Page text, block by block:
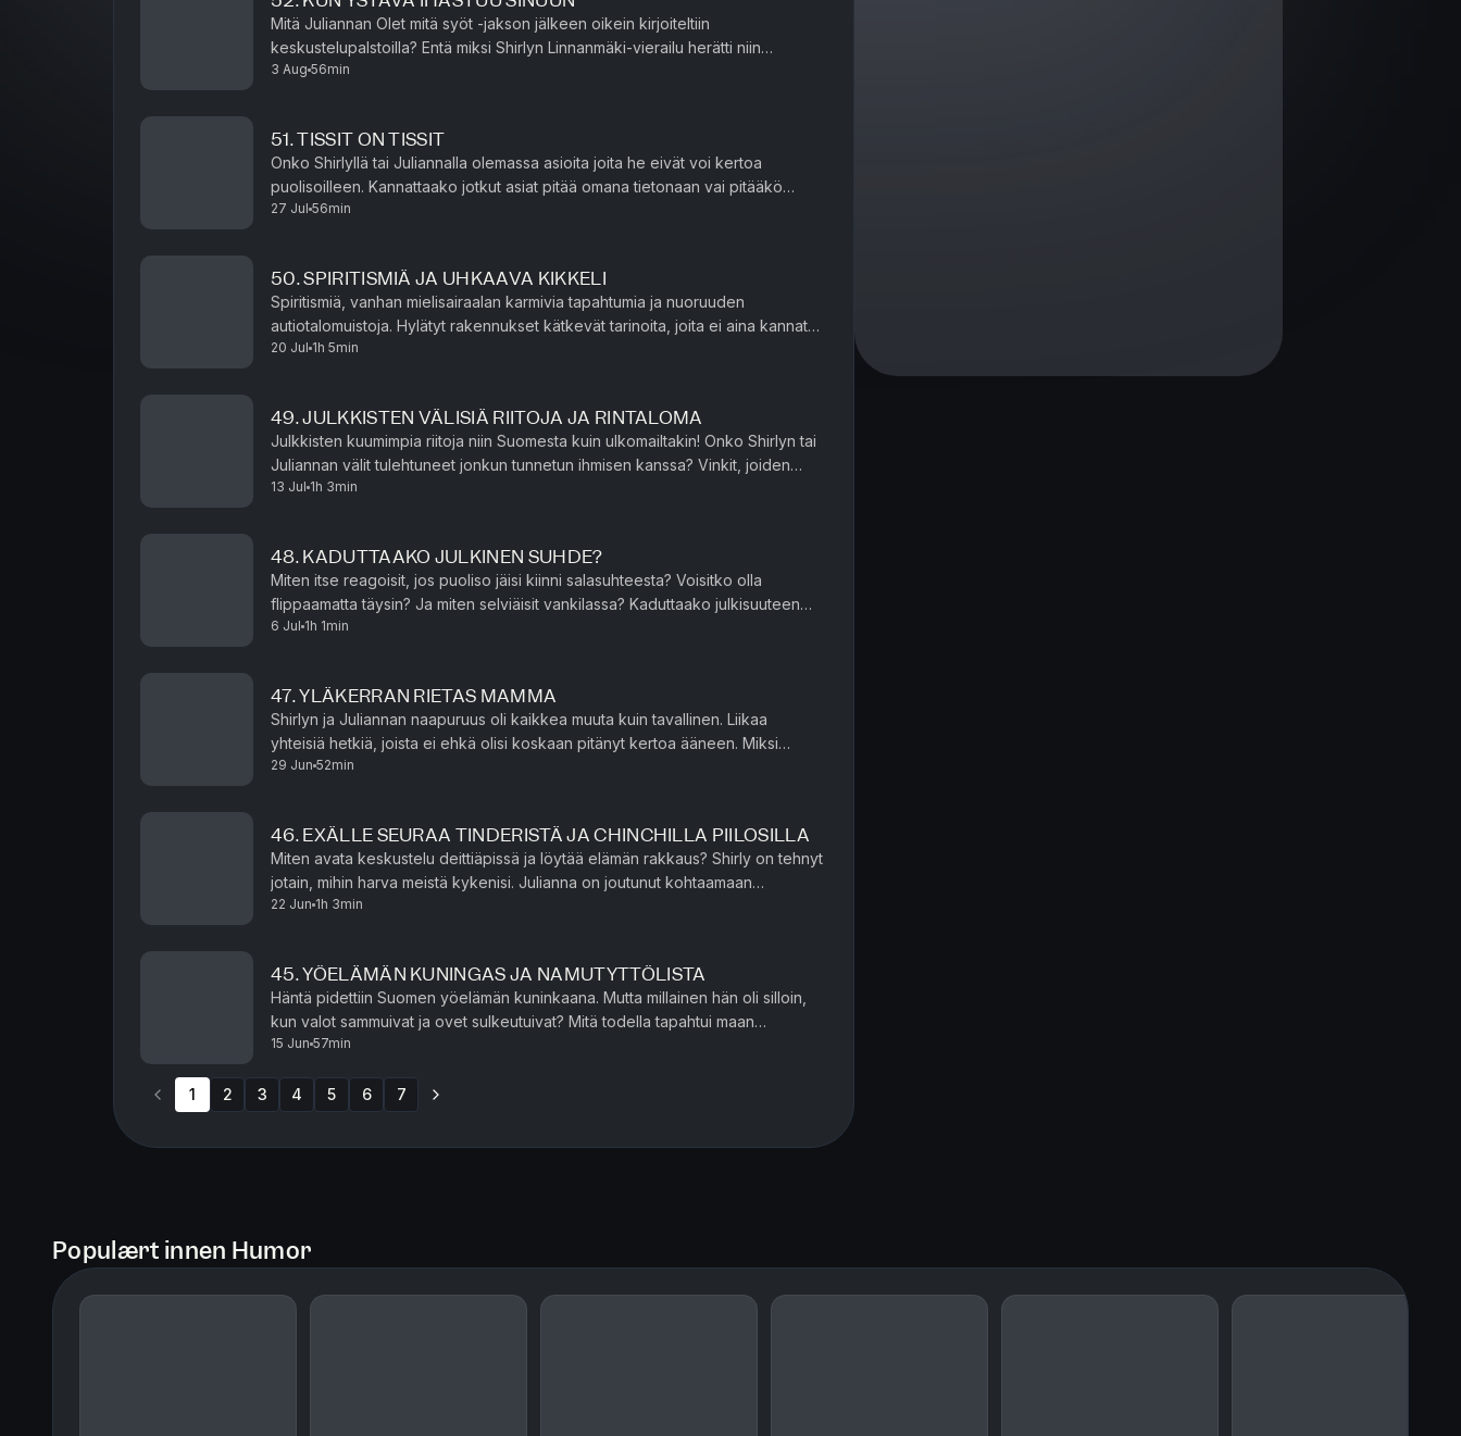
jakso 2/14. Jakso on tuotettu yksinoikeudella Podmelle.
Mitä Juliannan Olet mitä syöt -jakson jälkeen oikein kirjoiteltiin
keskustelupalstoilla? Entä miksi Shirlyn Linnanmäki-vierailu herätti niin
3 Aug 56min
51. TISSIT ON TISSIT
Onko Shirlyllä tai Juliannalla olemassa asioita joita he eivät voi kertoa
puolisoilleen. Kannattaako jotkut asiat pitää omana tietonaan vai pitääkö
27 Jul 56min
50. SPIRITISMIÄ JA UHKAAVA KIKKELI
Spiritismiä, vanhan mielisairaalan karmivia tapahtumia ja nuoruuden
autiotalomuistoja. Hylätyt rakennukset kätkevät tarinoita, joita ei aina kannata
lähteä etsimään, sekä peilit kannattaa tästä eteenp...
20 Jul 1h 5min
49. JULKKISTEN VÄLISIÄ RIITOJA JA RINTALOMA
Julkkisten kuumimpia riitoja niin Suomesta kuin ulkomailtakin! Onko Shirlyn tai
Juliannan välit tulehtuneet jonkun tunnetun ihmisen kanssa? Vinkit, joiden
avulla pääset eroon masennuksesta. Juliannaa...
13 Jul 1h 3min
48. KADUTTAAKO JULKINEN SUHDE?
Miten itse reagoisit, jos puoliso jäisi kiinni salasuhteesta? Voisitko olla
flippaamatta täysin? Ja miten selviäisit vankilassa? Kaduttaako julkisuuteen
tuotu suhde koskaan? Shirly kertoo, miltä tunt...
6 Jul 1h 1min
47. YLÄKERRAN RIETAS MAMMA
Shirlyn ja Juliannan naapuruus oli kaikkea muuta kuin tavallinen. Liikaa
yhteisiä hetkiä, joista ei ehkä olisi koskaan pitänyt kertoa ääneen. Miksi
Juliannan repuista katosi pohja viikosta toiseen? K...
29 Jun 52min
46. EXÄLLE SEURAA TINDERISTÄ JA CHINCHILLA PIILOSILLA
Miten avata keskustelu deittiäpissä ja löytää elämän rakkaus? Shirly on tehnyt
jotain, mihin harva meistä kykenisi. Julianna on joutunut kohtaamaan
parisuhteessaan pelon, joka on ollut pitkään yksi h...
22 Jun 1h 3min
45. YÖELÄMÄN KUNINGAS JA NAMUTYTTÖLISTA
Häntä pidettiin Suomen yöelämän kuninkaana. Mutta millainen hän oli silloin,
kun valot sammuivat ja ovet sulkeutuivat? Mitä todella tapahtui maan
tunnetuimman yökerhoimperiumin kulisseissa ja miksi ta...
15 Jun 57min
1 2 3 4 5 6 7
Populært innen Humor